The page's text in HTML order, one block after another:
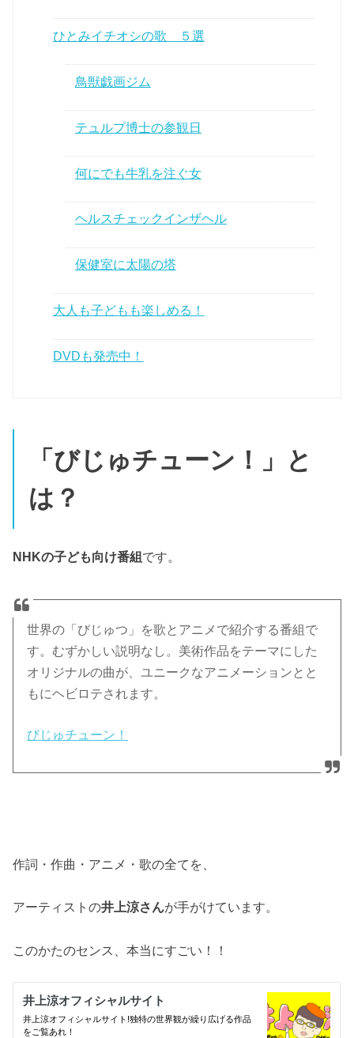
ひとみイチオシの歌 ５選
鳥獣戯画ジム
テュルプ博士の参観日
何にでも牛乳を注ぐ女
ヘルスチェックインザヘル
保健室に太陽の塔
大人も子どもも楽しめる！
DVDも発売中！
「びじゅチューン！」と
は？
NHKの子ども向け番組 です。
世界の「びじゅつ」を歌とアニメで紹介する番組で
す。むずかしい説明なし。美術作品をテーマにした
オリジナルの曲が、ユニークなアニメーションとと
もにヘビロテされます。
びじゅチューン！
作詞・作曲・アニメ・歌の全てを、
アーティストの井上涼さんが手がけています。
このかたのセンス、本当にすごい！！